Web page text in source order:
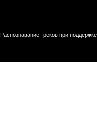
Распознавание треков при поддержке